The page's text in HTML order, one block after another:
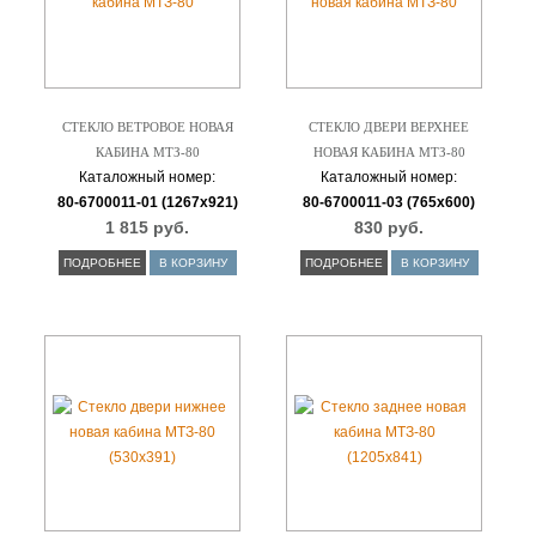
СТЕКЛО ВЕТРОВОЕ НОВАЯ
КАБИНА МТЗ-80
Каталожный номер:
80-6700011-01 (1267х921)
1 815 руб.
ПОДРОБНЕЕ В КОРЗИНУ
СТЕКЛО ДВЕРИ ВЕРХНЕЕ
НОВАЯ КАБИНА МТЗ-80
Каталожный номер:
80-6700011-03 (765х600)
830 руб.
ПОДРОБНЕЕ В КОРЗИНУ